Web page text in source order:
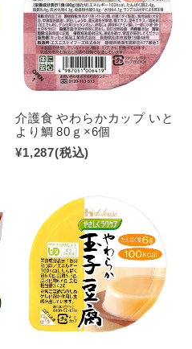
介護食 やわらかカップ いと
より鯛 80ｇ×6個
¥1,287(税込)